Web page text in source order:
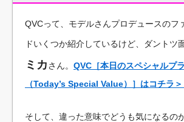
QVCって、モデルさんプロデュースのフ
ドいくつか紹介しているけど、ダントツ
ミカさん。 QVC［本日のスペシャルプ
（Today’s Special Value）］はコチラ＞
そして、違った意味でどうも気になるの